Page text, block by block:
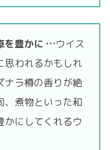
を豊かに …ウイス
思われるかもしれ
ナラ樽の香りが絶
、煮物といった和
かにしてくれるウ